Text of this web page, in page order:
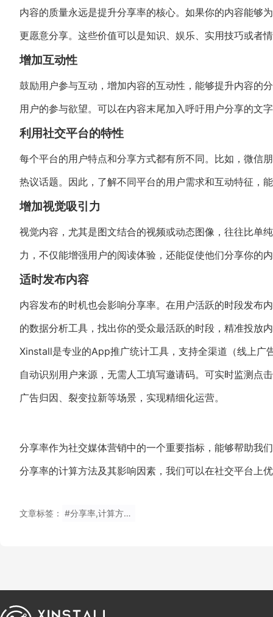
内容的质量永远是提升分享率的核心。如果你的内容能够
更愿意分享。这些价值可以是知识、娱乐、实用技巧或者
增加互动性
鼓励用户参与互动，增加内容的互动性，能够提升内容的
用户的参与欲望。可以在内容末尾加入呼吁用户分享的文
利用社交平台的特性
每个平台的用户特点和分享方式都有所不同。比如，微信
热议话题。因此，了解不同平台的用户需求和互动特征，
增加视觉吸引力
视觉内容，尤其是图文结合的视频或动态图像，往往比单
力，不仅能增强用户的阅读体验，还能促使他们分享你的
适时发布内容
内容发布的时机也会影响分享率。在用户活跃的时段发布
的数据分析工具，找出你的受众最活跃的时段，精准投放
Xinstall是专业的App推广统计工具，支持全渠道（线上
自动识别用户来源，无需人工填写邀请码。可实时监测点
广告归因、裂变拉新等场景，实现精细化运营。
分享率作为社交媒体营销中的一个重要指标，能够帮助我
分享率的计算方法及其影响因素，我们可以在社交平台上
文章标签： #分享率,计算方法,社交媒体营销,用户参与,内容传播,社交传播